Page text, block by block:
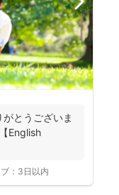
とうございま
： 3日以内